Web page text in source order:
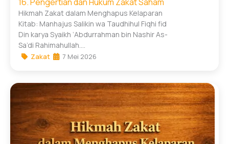
Hikmah Zakat dalam Menghapus Kelaparan
Kitab: Manhajus Salikin wa Taudhihul Fiqhi fid
Din karya Syaikh ‘Abdurrahman bin Nashir As-
Sa’di Rahimahullah....
Zakat 7 Mei 2026